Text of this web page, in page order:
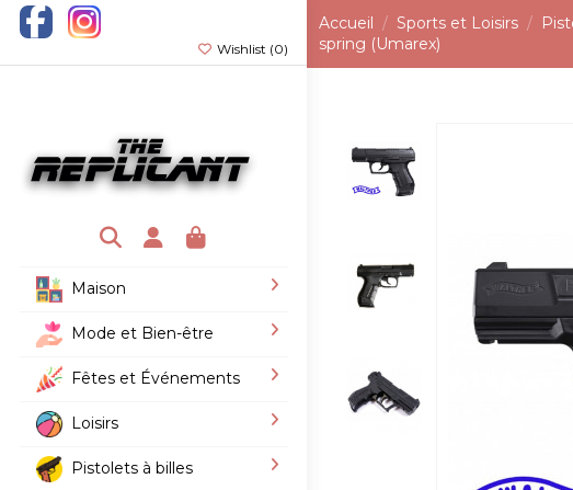
Wishlist (0)
Maison
Mode et Bien-être
Fêtes et Événements
Loisirs
Pistolets à billes
Accueil Sports et Loisirs
spring (Umarex)